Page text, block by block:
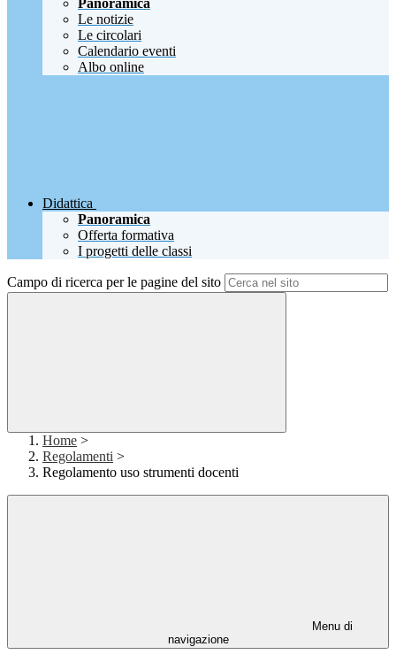
Panoramica
Le notizie
Le circolari
Calendario eventi
Albo online
Didattica
Panoramica
Offerta formativa
I progetti delle classi
Campo di ricerca per le pagine del sito
Home >
Regolamenti >
Regolamento uso strumenti docenti
Menu di
navigazione